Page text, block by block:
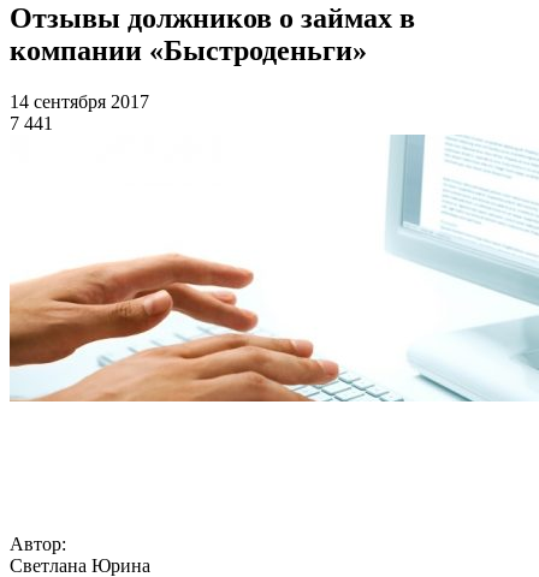
Отзывы должников о займах в
компании «Быстроденьги»
14 сентября 2017
7 441
Автор:
Светлана Юрина